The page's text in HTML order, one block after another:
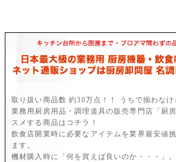
取り扱い商品数 約30万点！！ うちで揃わなけ
業務用厨房用品・調理道具の販売専門店「厨
スメする商品はコチラ！
飲食店開業時に必要なアイテムを業界最安値
ます。
機材購入時に「何を買えば良いのか・・・」